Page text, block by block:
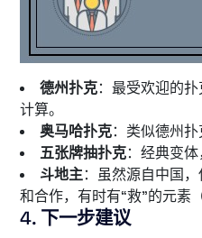
德州扑克：最受欢迎的
计算。
奥马哈扑克：类似德州扑
五张牌抽扑克：经典变
斗地主：虽然源自中国
和合作，有时有“救”的元素
4. 下一步建议